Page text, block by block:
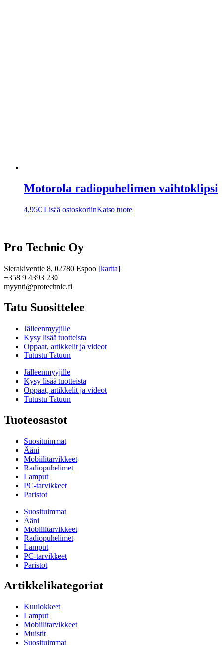
Motorola radiopuhelimen vaihtoklipsi
4,95€ Lisää ostoskoriinKatso tuote
Pro Technic Oy
Sierakiventie 8, 02780 Espoo [kartta]
+358 9 4393 230
myynti@protechnic.fi
Tatu Suosittelee
Jälleenmyyjille
Kysy lisää tuotteista
Oppaat, artikkelit ja videot
Tutustu Tatuun
Jälleenmyyjille
Kysy lisää tuotteista
Oppaat, artikkelit ja videot
Tutustu Tatuun
Tuoteosastot
Suosituimmat
Ääni
Mobiilitarvikkeet
Radiopuhelimet
Lamput
PC-tarvikkeet
Paristot
Suosituimmat
Ääni
Mobiilitarvikkeet
Radiopuhelimet
Lamput
PC-tarvikkeet
Paristot
Artikkelikategoriat
Kuulokkeet
Lamput
Mobiilitarvikkeet
Muistit
Suosituimmat